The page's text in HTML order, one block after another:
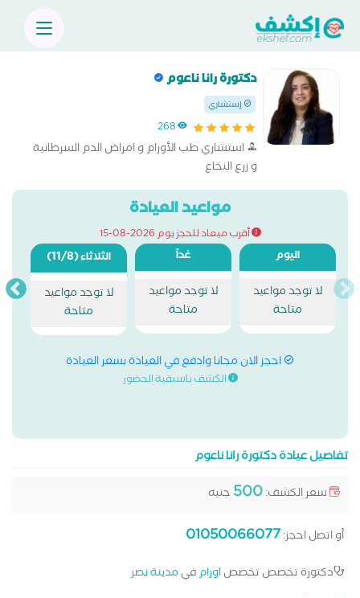
دكتورة رانا ناعوم
إستشاري
268
استشاري طب الأورام و امراض الدم السرطانية
و زرع النخاع
مواعيد العيادة
أقرب ميعاد للحجز يوم 2026-08-15
اليوم
لا توجد مواعيد
متاحة
غداً
لا توجد مواعيد
متاحة
الثلاثاء(11/8)
لا توجد مواعيد
متاحة
احجز الان مجانا وادفع في العيادة بسعر العيادة
الكشف باسبقية الحضور
تفاصيل عيادة دكتورة رانا ناعوم
سعر الكشف:500 جنيه
أو اتصل احجز:01050066077
دكتورة تخصص تخصصاورامفي مدينة نصر